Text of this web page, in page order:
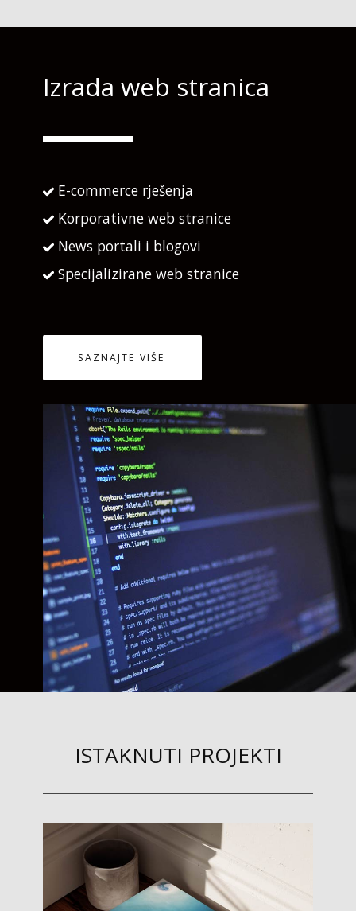
Izrada web stranica
E-commerce rješenja
Korporativne web stranice
News portali i blogovi
Specijalizirane web stranice
SAZNAJTE VIŠE
ISTAKNUTI PROJEKTI